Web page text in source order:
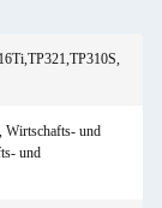
Wirtschafts- und
und